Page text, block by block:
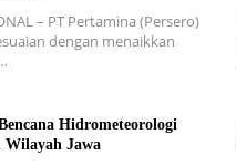
– PT Pertamina (Persero)
dengan menaikkan
Hidrometeorologi
Wilayah Jawa